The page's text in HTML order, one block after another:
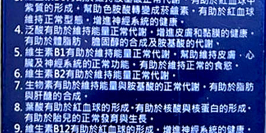
【注意事項】
１．透過由恩沛科技股份有限公司提供之「AFTEE先享後付」服務完成之交
易，需依本服務之必要範圍內提供個人資料，並將交易相關給付款項請求債
權轉讓予恩沛科技股份有限公司。
２．關於個人資料處理事宜，請瀏覽以下網址：
https://aftee.tw/terms/#terms3
３．未成年的使用者請事先徵得法定代理人或監護人之同意方可使用
「AFTEE先享後付」，若未經同意申辦者引起之損失，本公司不負相關責
任。
４．使用「AFTEE先享後付」時，將依據個別帳號之用戶狀況，依本公司即
時審查核予不同之上限額度；若仍有額度不足之情形，本公司將視審查結果
請求用戶進行身份認證。
付款後門市自取
免運費